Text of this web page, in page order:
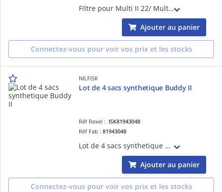
Filtre pour Multi II 22/ Multi II 30
Ajouter au panier
Connectez-vous pour voir vos prix et les stocks
NILFISK
Lot de 4 sacs synthetique Buddy II
Réf Rexel : ISK81943048
Réf Fab :81943048
Lot de 4 sacs synthetique Buddy II
Ajouter au panier
Connectez-vous pour voir vos prix et les stocks